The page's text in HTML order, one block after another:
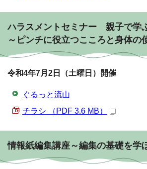
ハラスメントセミナー 親子で学
～ピンチに役立つこころと身体の
令和4年7月2日（土曜日）開催
ぐるっと流山
チラシ （PDF 3.6 MB）
情報紙編集講座～編集の基礎を学